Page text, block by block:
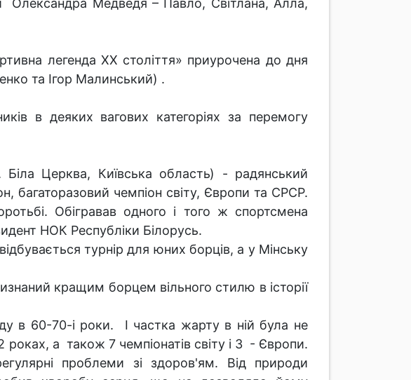
Олександра Медведя – Павло, Світлана, Алла,
легенда ХХ століття» приурочена до дня
та Ігор Малинський) .
в деяких вагових категоріях за перемогу
Церква, Київська область) - радянський
багаторазовий чемпіон світу, Європи та СРСР.
Обігравав одного і того ж спортсмена
НОК Республіки Білорусь.
турнір для юних борців, а у Мінську
кращим борцем вільного стилю в історії
в 60-70-і роки. І частка жарту в ній була не
роках, а також 7 чемпіонатів світу і 3 - Європи.
проблеми зі здоров'ям. Від природи